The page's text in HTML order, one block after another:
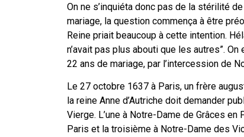
On ne s’inquiéta donc pas de la stérilité
mariage, la question commença à être
Reine priait beaucoup à cette intention.
n’avait pas plus abouti que les autres”.
22 ans de mariage, par l’intercession de
Le 27 octobre 1637 à Paris, un frère
la reine Anne d’Autriche doit demander
Vierge. L’une à Notre-Dame de Grâces
Paris et la troisième à Notre-Dame des